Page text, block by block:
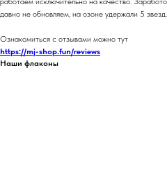
давно не обновляем, на озоне удержали 5
Ознакомиться с отзывами можно тут
https://mj-shop.fun/reviews
Наши флаконы